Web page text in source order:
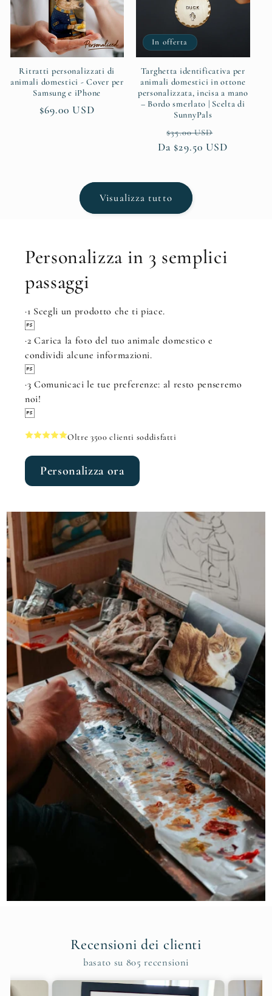
Ritratti personalizzati di
animali domestici - Cover per
Samsung e iPhone
Prezzo
$69.00 USD
In offerta
Targhetta identificativa per
animali domestici in ottone
personalizzata, incisa a mano
– Bordo smerlato | Scelta di
SunnyPals
Prezzo
di
$35.00 USD
scontato
Da $29.50 USD
Visualizza tutto
Personalizza in 3 semplici
passaggi
·1 Scegli un prodotto che ti piace.
·2 Carica la foto del tuo animale domestico e
condividi alcune informazioni.
·3 Comunicaci le tue preferenze: al resto penseremo
noi!
Oltre 3500 clienti soddisfatti
Personalizza ora
Recensioni dei clienti
basato su 805 recensioni